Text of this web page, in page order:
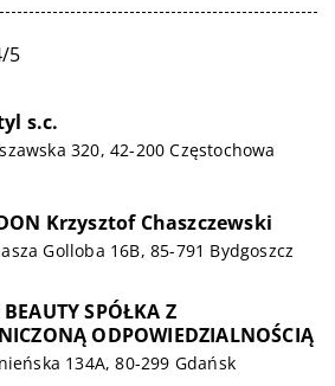
5
s.c.
320, 42-200 Częstochowa
Krzysztof Chaszczewski
Golloba 16B, 85-791 Bydgoszcz
SPÓŁKA Z
ODPOWIEDZIALNOŚCIĄ
134A, 80-299 Gdańsk